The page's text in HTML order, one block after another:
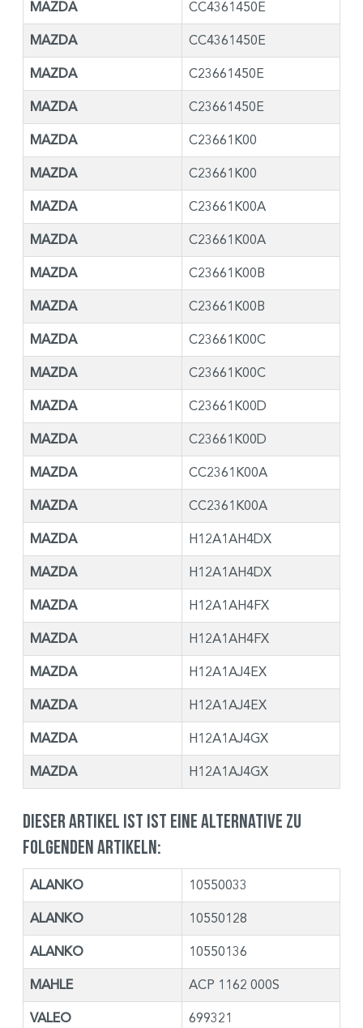
MAZDA CC4361450E
MAZDA CC4361450E
MAZDA C23661450E
MAZDA C23661450E
MAZDA C23661K00
MAZDA C23661K00
MAZDA C23661K00A
MAZDA C23661K00A
MAZDA C23661K00B
MAZDA C23661K00B
MAZDA C23661K00C
MAZDA C23661K00C
MAZDA C23661K00D
MAZDA C23661K00D
MAZDA CC2361K00A
MAZDA CC2361K00A
MAZDA H12A1AH4DX
MAZDA H12A1AH4DX
MAZDA H12A1AH4FX
MAZDA H12A1AH4FX
MAZDA H12A1AJ4EX
MAZDA H12A1AJ4EX
MAZDA H12A1AJ4GX
MAZDA H12A1AJ4GX
Dieser Artikel ist ist eine Alternative zu
folgenden Artikeln:
ALANKO 10550033
ALANKO 10550128
ALANKO 10550136
MAHLE ACP 1162 000S
VALEO 699321